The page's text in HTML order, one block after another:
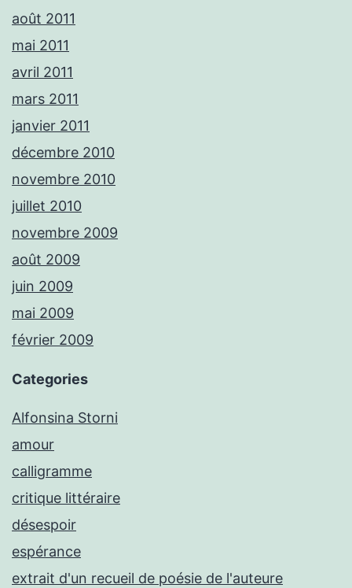
août 2011
mai 2011
avril 2011
mars 2011
janvier 2011
décembre 2010
novembre 2010
juillet 2010
novembre 2009
août 2009
juin 2009
mai 2009
février 2009
Categories
Alfonsina Storni
amour
calligramme
critique littéraire
désespoir
espérance
extrait d'un recueil de poésie de l'auteure